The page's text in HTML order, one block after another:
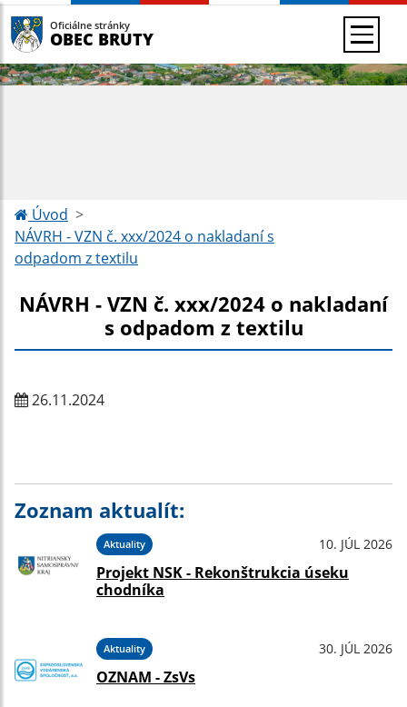
Oficiálne stránky
OBEC BRUTY
Úvod
NÁVRH - VZN č. xxx/2024 o nakladaní s
odpadom z textilu
NÁVRH - VZN č. xxx/2024 o nakladaní
s odpadom z textilu
26.11.2024
Zoznam aktualít:
Aktuality 10. JÚL 2026
Projekt NSK - Rekonštrukcia úseku
chodníka
Aktuality 30. JÚL 2026
OZNAM - ZsVs